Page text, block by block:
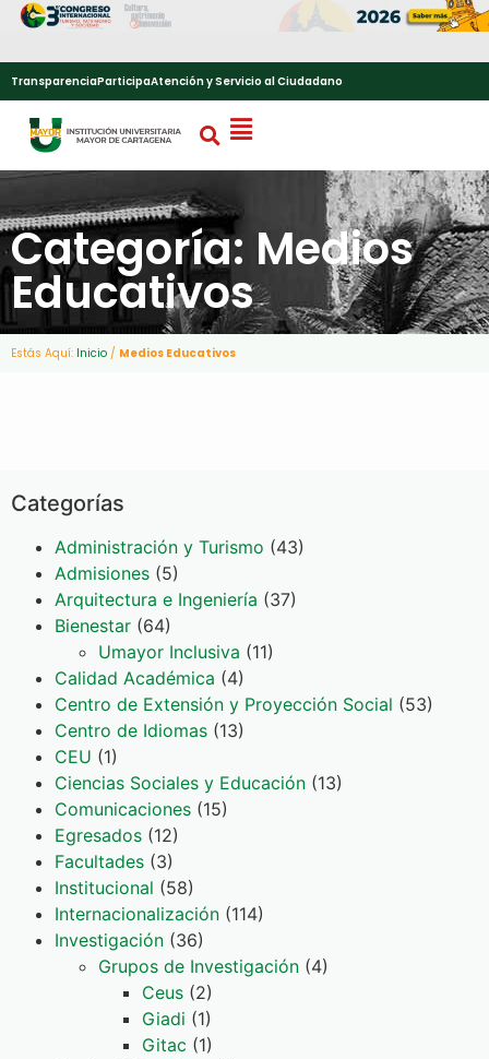
TransparenciaParticipaAtención y Servicio al Ciudadano
Categoría: Medios
Educativos
Estás Aquí: Inicio / Medios Educativos
Categorías
Administración y Turismo (43)
Admisiones (5)
Arquitectura e Ingeniería (37)
Bienestar (64)
Umayor Inclusiva (11)
Calidad Académica (4)
Centro de Extensión y Proyección Social (53)
Centro de Idiomas (13)
CEU (1)
Ciencias Sociales y Educación (13)
Comunicaciones (15)
Egresados (12)
Facultades (3)
Institucional (58)
Internacionalización (114)
Investigación (36)
Grupos de Investigación (4)
Ceus (2)
Giadi (1)
Gitac (1)